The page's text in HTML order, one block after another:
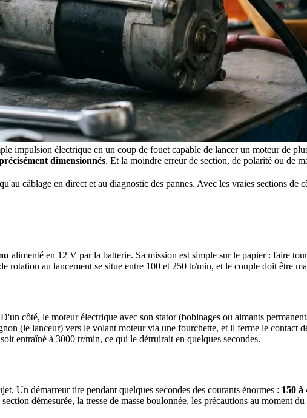
impulsion électrique en un coup de fouet capable de lancer un moteur de
dimensionnés. Et la moindre erreur de section, de polarité ou de
câblage en direct et au diagnostic des pannes. Avec les vraies sections de
alimenté en 12 V par la batterie. Sa mission est simple sur le papier : faire
rotation au lancement se situe entre 100 et 250 tr/min, et le couple doit être
côté, le moteur électrique avec son stator (bobinages ou aimants
(le lanceur) vers le volant moteur via une fourchette, et il ferme le contact
entraîné à 3000 tr/min, ce qui le détruirait en quelques secondes.
Un démarreur tire pendant quelques secondes des courants énormes : 150 à
démesurée, la tresse de masse boulonnée, les précautions au moment